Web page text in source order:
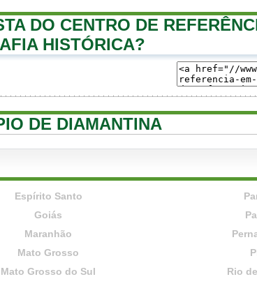
DO CENTRO DE
HISTÓRICA?
DE DIAMANTINA
Espírito Santo
Goiás
Maranhão
Mato Grosso
Mato Grosso do Sul
Rio